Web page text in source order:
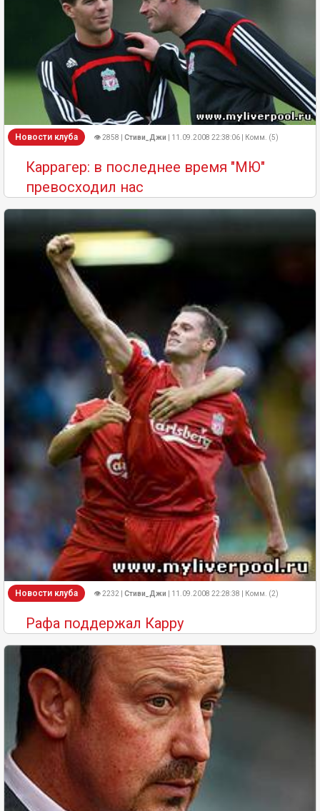
Новости клуба 👁 2858 | Стиви_Джи | 11.09.2008 22:38:06 | Комм. (5)
Каррагер: в последнее время "МЮ"
превосходил нас
Новости клуба 👁 2232 | Стиви_Джи | 11.09.2008 22:28:38 | Комм. (2)
Рафа поддержал Карру